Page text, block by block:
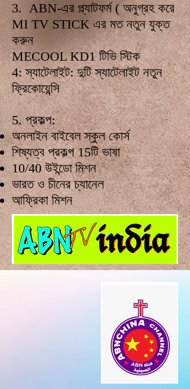
3. ABN-এর প্ল্যাটফর্ম ( অনুগ্রহ করে
MI TV STICK এর মত নতুন যুক্ত
করুন
MECOOL KD1 টিভি স্টিক
4: স্যাটেলাইট: দুটি স্যাটেলাইট নতুন
ফ্রিকোয়েন্সি
5. প্রকল্প:
অনলাইন বাইবেল স্কুল কোর্স
শিষ্যত্ব প্রকল্প 15টি ভাষা
10/40 উইন্ডো মিশন
ভারত ও চীনের চ্যানেল
আফ্রিকা মিশন